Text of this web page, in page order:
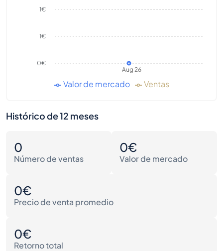
Aug 26
0€
1€
1€
Valor de mercado Ventas
Histórico de 12 meses
0
Número de ventas
0€
Valor de mercado
0€
Precio de venta promedio
0€
Retorno total